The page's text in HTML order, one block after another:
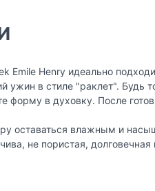
Emile Henry идеально
ужин в стиле "раклет". Будь
форму в духовку. После
оставаться влажным и
не пористая,